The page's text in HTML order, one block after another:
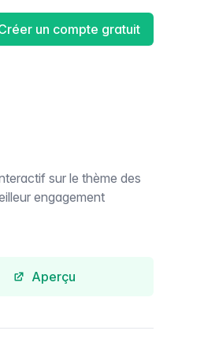
un compte gratuit
sur le thème des
engagement
Aperçu